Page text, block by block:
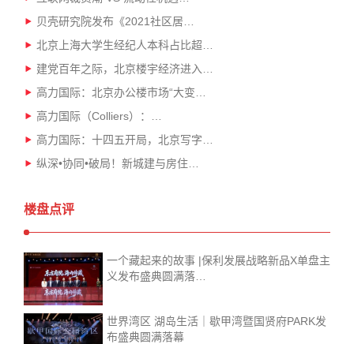
贝壳研究院发布《2021社区居…
北京上海大学生经纪人本科占比超…
建党百年之际，北京楼宇经济进入…
高力国际：北京办公楼市场“大变…
高力国际（Colliers）：…
高力国际：十四五开局，北京写字…
纵深•协同•破局！新城建与房住…
楼盘点评
一个藏起来的故事 |保利发展战略新品X单盘主
义发布盛典圆满落…
世界湾区 湖岛生活｜歇甲湾暨国贤府PARK发
布盛典圆满落幕